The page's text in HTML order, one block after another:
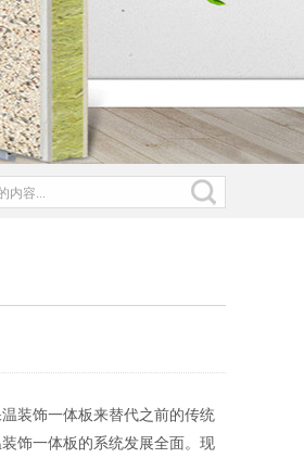
装饰一体板来替代之前的传统
饰一体板的系统发展全面。现